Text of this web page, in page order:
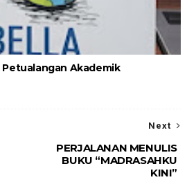
Petualangan Akademik
Next
PERJALANAN MENULIS
BUKU “MADRASAHKU
KINI”